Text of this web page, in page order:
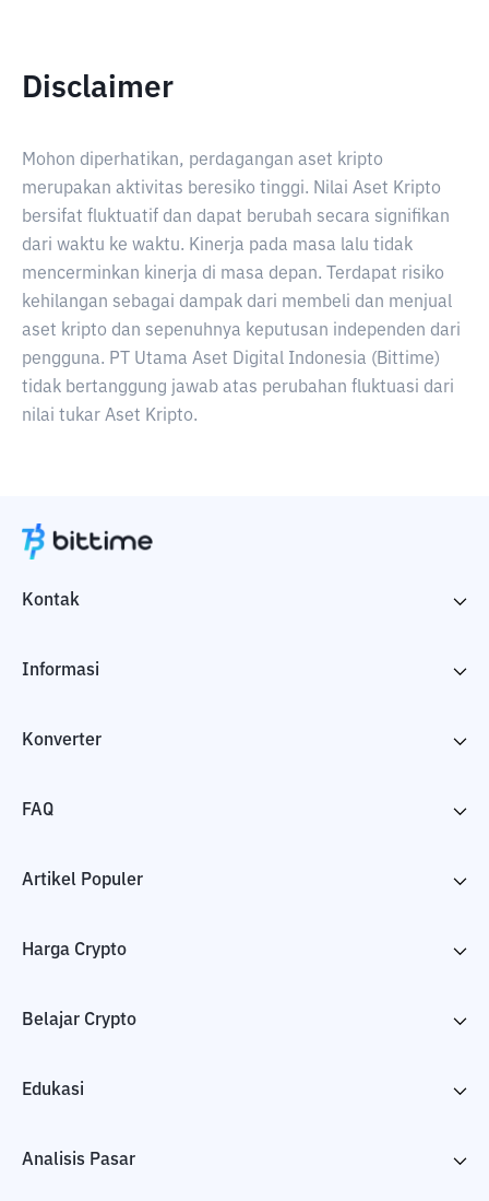
Disclaimer
Mohon diperhatikan, perdagangan aset kripto
merupakan aktivitas beresiko tinggi. Nilai Aset Kripto
bersifat fluktuatif dan dapat berubah secara signifikan
dari waktu ke waktu. Kinerja pada masa lalu tidak
mencerminkan kinerja di masa depan. Terdapat risiko
kehilangan sebagai dampak dari membeli dan menjual
aset kripto dan sepenuhnya keputusan independen dari
pengguna. PT Utama Aset Digital Indonesia (Bittime)
tidak bertanggung jawab atas perubahan fluktuasi dari
nilai tukar Aset Kripto.
Kontak
Informasi
Konverter
FAQ
Artikel Populer
Harga Crypto
Belajar Crypto
Edukasi
Analisis Pasar